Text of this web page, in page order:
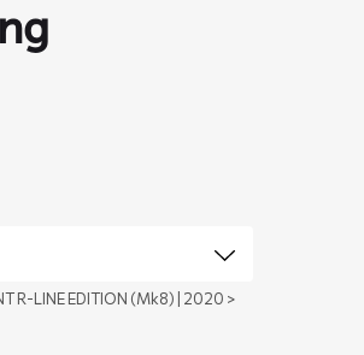
R-LINE EDITION (Mk8) | 2020 >